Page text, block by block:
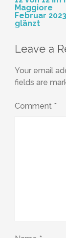
Maggiore
Februar
glänzt
Leave a
Your email
fields are
Comment *